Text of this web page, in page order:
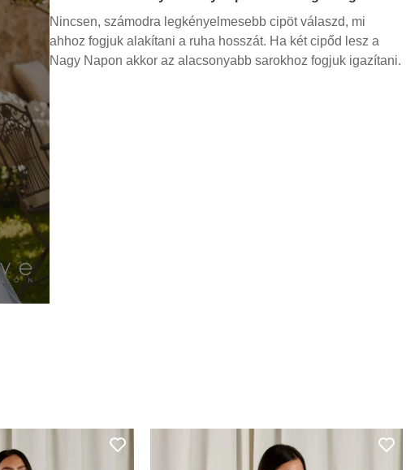
Nincsen, számodra legkényelmesebb cipöt válaszd, mi
ahhoz fogjuk alakítani a ruha hosszát. Ha két cipőd lesz a
Nagy Napon akkor az alacsonyabb sarokhoz fogjuk igazítani.